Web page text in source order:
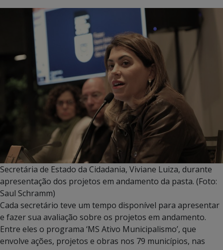
Secretária de Estado da Cidadania, Viviane Luiza, durante
apresentação dos projetos em andamento da pasta. (Foto:
Saul Schramm)
Cada secretário teve um tempo disponível para apresentar
e fazer sua avaliação sobre os projetos em andamento.
Entre eles o programa ‘MS Ativo Municipalismo’, que
envolve ações, projetos e obras nos 79 municípios, nas